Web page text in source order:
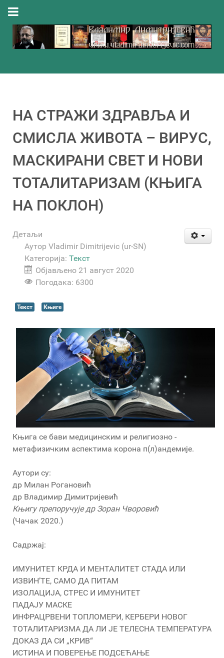
НА СТРАЖИ ЗДРАВЉА И
СМИСЛА ЖИВОТА – ВИРУС,
МАСКИРАНИ СВЕТ И НОВИ
ТОТАЛИТАРИЗАМ (КЊИГА
НА ПОКЛОН)
Детаљи
Аутор Vladimir Dimitrijevic (ur-SN)
Категорија: Текст
Објављено 21 август 2020
Погодака: 6300
Текст Књиге
Књига се бави медицинским и религиозно -
метафизичким аспектима корона п(л)андемије.
Аутори су:
др Милан Рогановић
др Владимир Димитријевић
Књигу препоручује др Зоран Чворовић
(Чачак 2020.)
Садржај:
ИМУНИТЕТ КРДА И МЕНТАЛИТЕТ СТАДА ИЛИ
ИЗВИН’ТЕ, САМО ДА ПИТАМ
ИЗОЛАЦИЈА, СТРЕС И ИМУНИТЕТ
ПАДАЈУ МАСКЕ
ИНФРАЦРВЕНИ ТОПЛОМЕРИ, КЕРБЕРИ НОВОГ
ТОТАЛИТАРИЗМА ДА ЛИ ЈЕ ТЕЛЕСНА ТЕМПЕРАТУРА
ДОКАЗ ДА СИ „КРИВ“
ИСТИНА И ПОВЕРЕЊЕ ПОДСЕЋАЊЕ